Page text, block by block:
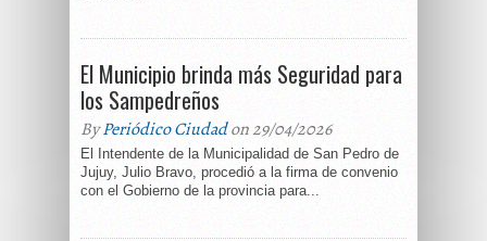
El Municipio brinda más Seguridad para
los Sampedreños
ByPeriódico Ciudadon 29/04/2026
El Intendente de la Municipalidad de San Pedro de
Jujuy, Julio Bravo, procedió a la firma de convenio
con el Gobierno de la provincia para...